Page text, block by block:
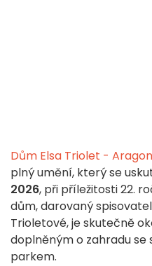
Dům Elsa Triolet - Aragon
plný umění, který se
2026, při příležitosti 22.
dům, darovaný
Trioletové, je skutečně
doplněným o zahradu
parkem.